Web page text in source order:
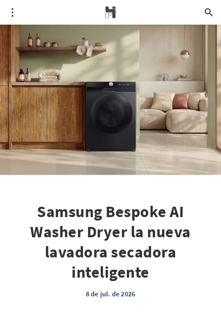
Samsung Bespoke AI
Washer Dryer la nueva
lavadora secadora
inteligente
8 de jul. de 2026